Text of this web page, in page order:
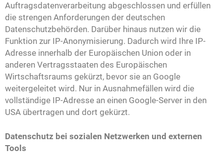
Auftragsdatenverarbeitung abgeschlossen und erfüllen
die strengen Anforderungen der deutschen
Datenschutzbehörden. Darüber hinaus nutzen wir die
Funktion zur IP-Anonymisierung. Dadurch wird Ihre IP-
Adresse innerhalb der Europäischen Union oder in
anderen Vertragsstaaten des Europäischen
Wirtschaftsraums gekürzt, bevor sie an Google
weitergeleitet wird. Nur in Ausnahmefällen wird die
vollständige IP-Adresse an einen Google-Server in den
USA übertragen und dort gekürzt.
Datenschutz bei sozialen Netzwerken und externen
Tools